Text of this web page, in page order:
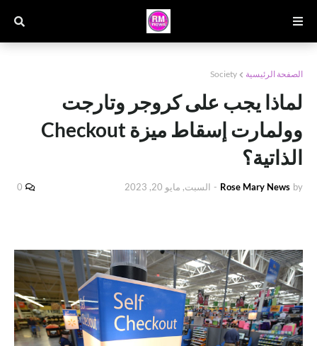
الصفحة الرئيسية Society
لماذا يجب على كروجر وتارجت
وولمارت إسقاط ميزة Checkout
الذاتية؟
by
Rose Mary News
- السبت, مايو 20, 2023 0